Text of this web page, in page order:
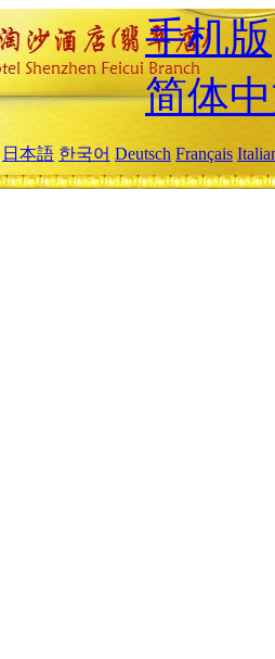
手机版
简体
日本語 한국어 Deutsch Français